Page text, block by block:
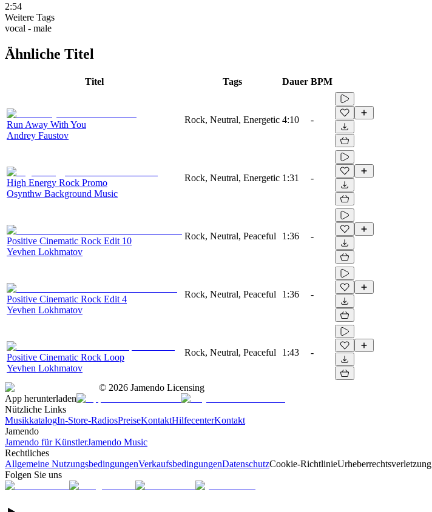
2:54
Weitere Tags
vocal - male
Ähnliche Titel
Titel Tags Dauer BPM
Run Away With You
Andrey Faustov
Rock, Neutral, Energetic 4:10 -
High Energy Rock Promo
Osynthw Background Music
Rock, Neutral, Energetic 1:31 -
Positive Cinematic Rock Edit 10
Yevhen Lokhmatov
Rock, Neutral, Peaceful 1:36 -
Positive Cinematic Rock Edit 4
Yevhen Lokhmatov
Rock, Neutral, Peaceful 1:36 -
Positive Cinematic Rock Loop
Yevhen Lokhmatov
Rock, Neutral, Peaceful 1:43 -
© 2026 Jamendo Licensing
App herunterladen
Nützliche Links
MusikkatalogIn-Store-RadiosPreiseKontaktHilfecenterKontakt
Jamendo
Jamendo für KünstlerJamendo Music
Rechtliches
Allgemeine NutzungsbedingungenVerkaufsbedingungenDatenschutzCookie-RichtlinieUrheberrechtsverletzung
Folgen Sie uns